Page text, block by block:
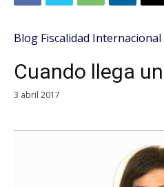
Blog Fiscalidad Internacional
Cuando llega
3 abril 2017